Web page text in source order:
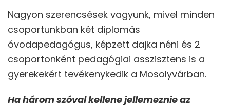
Nagyon szerencsések vagyunk, mivel minden
csoportunkban két diplomás
óvodapedagógus, képzett dajka néni és 2
csoportonként pedagógiai asszisztens is a
gyerekekért tevékenykedik a Mosolyvárban.
Ha három szóval kellene jellemeznie az